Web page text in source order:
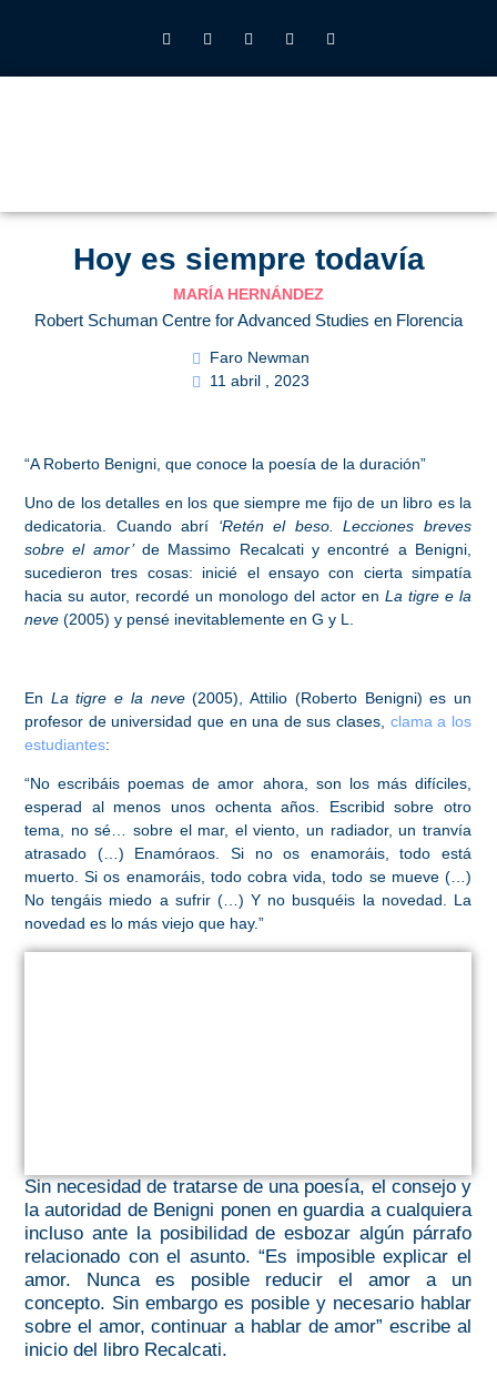
Hoy es siempre todavía
MARÍA HERNÁNDEZ
Robert Schuman Centre for Advanced Studies en Florencia
Faro Newman
11 abril , 2023
“A Roberto Benigni, que conoce la poesía de la duración”
Uno de los detalles en los que siempre me fijo de un libro es la
dedicatoria. Cuando abrí ‘Retén el beso. Lecciones breves
sobre el amor’de Massimo Recalcati y encontré a Benigni,
sucedieron tres cosas: inicié el ensayo con cierta simpatía
hacia su autor, recordé un monologo del actor enLa tigre e la
neve(2005) y pensé inevitablemente en G y L.
En La tigre e la neve(2005), Attilio (Roberto Benigni) es un
profesor de universidad que en una de sus clases, clama a los
estudiantes:
“No escribáis poemas de amor ahora, son los más difíciles,
esperad al menos unos ochenta años. Escribid sobre otro
tema, no sé… sobre el mar, el viento, un radiador, un tranvía
atrasado (…) Enamóraos. Si no os enamoráis, todo está
muerto. Si os enamoráis, todo cobra vida, todo se mueve (…)
No tengáis miedo a sufrir (…) Y no busquéis la novedad. La
novedad es lo más viejo que hay.”
Sin necesidad de tratarse de una poesía, el consejo y
la autoridad de Benigni ponen en guardia a cualquiera
incluso ante la posibilidad de esbozar algún párrafo
relacionado con el asunto. “Es imposible explicar el
amor. Nunca es posible reducir el amor a un
concepto. Sin embargo es posible y necesario hablar
sobre el amor, continuar a hablar de amor” escribe al
inicio del libro Recalcati.